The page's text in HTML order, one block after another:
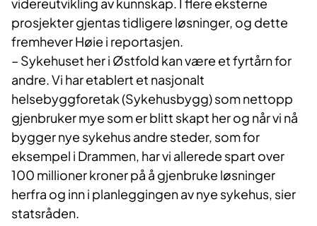
videreutvikling av kunnskap. I flere eksterne
prosjekter gjentas tidligere løsninger, og dette
fremhever Høie i reportasjen.
– Sykehuset her i Østfold kan være et fyrtårn for
andre. Vi har etablert et nasjonalt
helsebyggforetak (Sykehusbygg) som nettopp
gjenbruker mye som er blitt skapt her og når vi nå
bygger nye sykehus andre steder, som for
eksempel i Drammen, har vi allerede spart over
100 millioner kroner på å gjenbruke løsninger
herfra og inn i planleggingen av nye sykehus, sier
statsråden.